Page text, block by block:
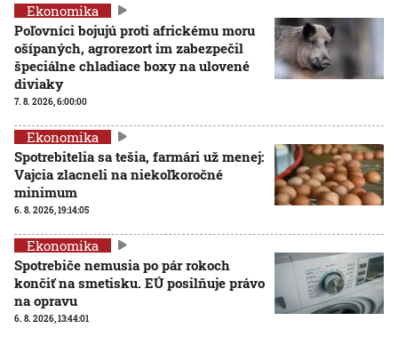
Ekonomika
Poľovníci bojujú proti africkému moru
ošípaných, agrorezort im zabezpečil
špeciálne chladiace boxy na ulovené
diviaky
7. 8. 2026, 6:00:00
Ekonomika
Spotrebitelia sa tešia, farmári už menej:
Vajcia zlacneli na niekoľkoročné
minimum
6. 8. 2026, 19:14:05
Ekonomika
Spotrebiče nemusia po pár rokoch
končiť na smetisku. EÚ posilňuje právo
na opravu
6. 8. 2026, 13:44:01